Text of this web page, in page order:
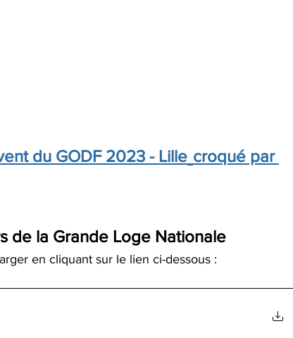
du GODF 2023 - Lille croqué par
de la Grande Loge Nationale
en cliquant sur le lien ci-dessous :